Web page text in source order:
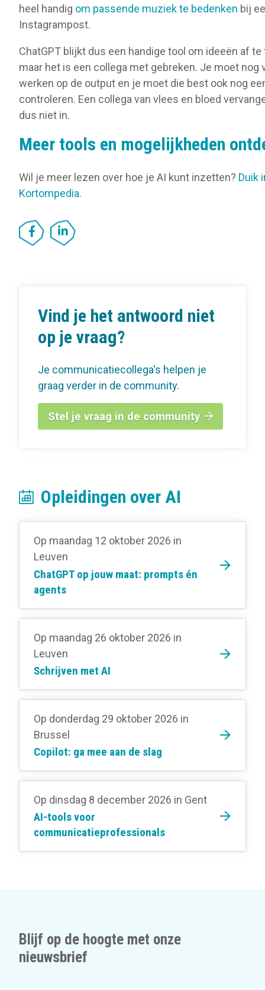
heel handig om passende muziek te bedenken bij
Instagrampost.
ChatGPT blijkt dus een handige tool om ideeën af
maar het is een collega met gebreken. Je moet nog
werken op de output en je moet die best ook nog
controleren. Een collega van vlees en bloed
dus niet in.
Meer tools en mogelijkheden
Wil je meer lezen over hoe je AI kunt inzetten? Duik
Kortompedia.
Vind je het antwoord niet
op je vraag?
Je communicatiecollega's helpen je
graag verder in de community.
Stel je vraag in de community
Opleidingen over AI
Op maandag 12 oktober 2026 in
Leuven
ChatGPT op jouw maat: prompts én
agents
Op maandag 26 oktober 2026 in
Leuven
Schrijven met AI
Op donderdag 29 oktober 2026 in
Brussel
Copilot: ga mee aan de slag
Op dinsdag 8 december 2026 in Gent
AI-tools voor
communicatieprofessionals
Blijf op de hoogte met onze
nieuwsbrief